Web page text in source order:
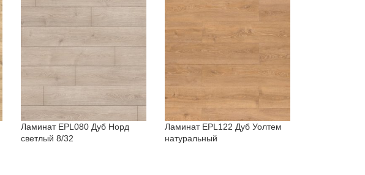
Ламинат EPL080 Дуб Норд
светлый 8/32
Ламинат EPL122 Дуб Уолтем
натуральный